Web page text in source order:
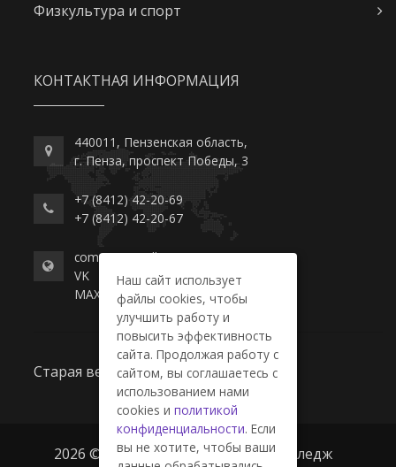
Физкультура и спорт
КОНТАКТНАЯ ИНФОРМАЦИЯ
440011, Пензенская область,
г. Пенза, проспект Победы, 3
+7 (8412) 42-20-69
+7 (8412) 42-20-67
commerce-college.ru
VK
MAX
Старая версия сайта
2026 © ГАПОУ ПО "Пензенский колледж
Наш сайт использует
файлы cookies, чтобы
улучшить работу и
повысить эффективность
сайта. Продолжая работу с
сайтом, вы соглашаетесь с
использованием нами
cookies и политикой
конфиденциальности. Если
вы не хотите, чтобы ваши